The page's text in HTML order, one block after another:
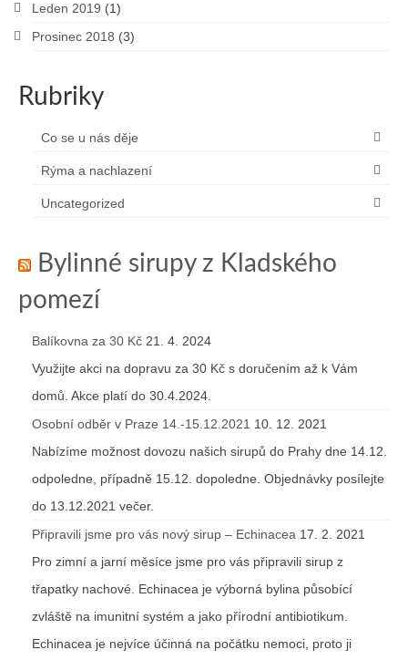
Leden 2019 (1)
Prosinec 2018 (3)
Rubriky
Co se u nás děje
Rýma a nachlazení
Uncategorized
Bylinné sirupy z Kladského
pomezí
Balíkovna za 30 Kč 21. 4. 2024
Využijte akci na dopravu za 30 Kč s doručením až k Vám
domů. Akce platí do 30.4.2024.
Osobní odběr v Praze 14.-15.12.2021 10. 12. 2021
Nabízíme možnost dovozu našich sirupů do Prahy dne 14.12.
odpoledne, případně 15.12. dopoledne. Objednávky posílejte
do 13.12.2021 večer.
Připravili jsme pro vás nový sirup – Echinacea 17. 2. 2021
Pro zimní a jarní měsíce jsme pro vás připravili sirup z
třapatky nachové. Echinacea je výborná bylina působící
zvláště na imunitní systém a jako přírodní antibiotikum.
Echinacea je nejvíce účinná na počátku nemoci, proto ji